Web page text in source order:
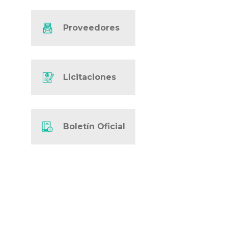
Proveedores
Licitaciones
Boletín Oficial